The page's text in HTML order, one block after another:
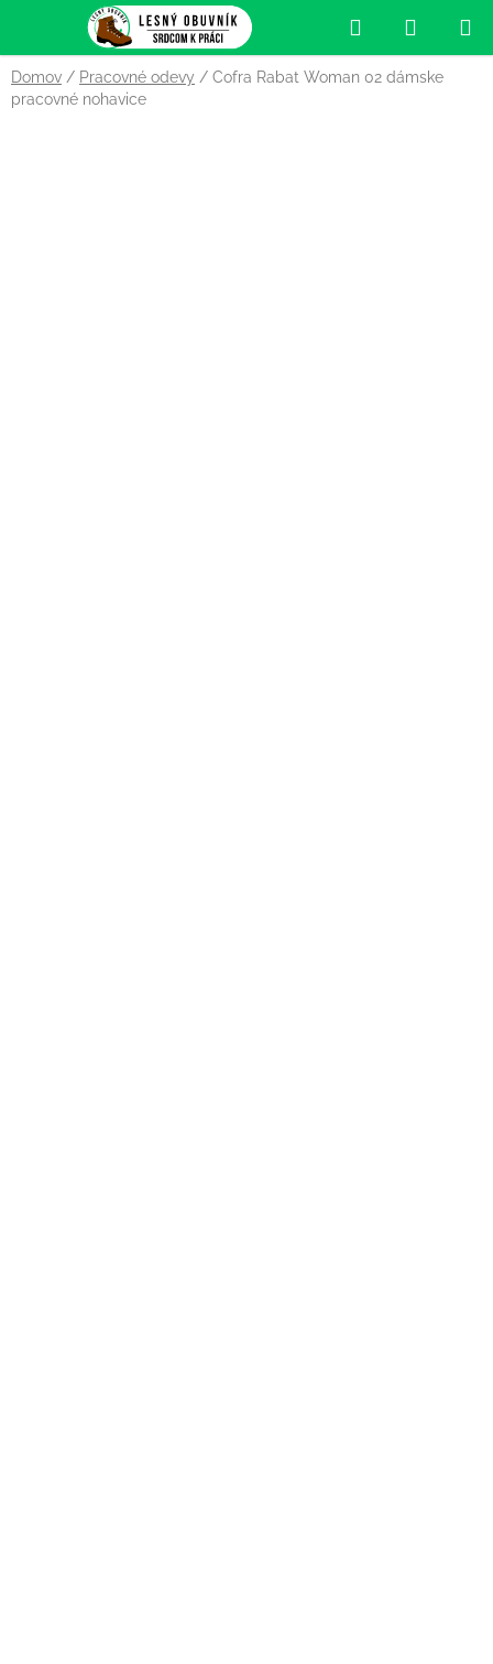
obsah
Hľadať
KOŠÍK
Domov / Pracovné odevy / Cofra Rabat Woman 02 dámske
pracovné nohavice